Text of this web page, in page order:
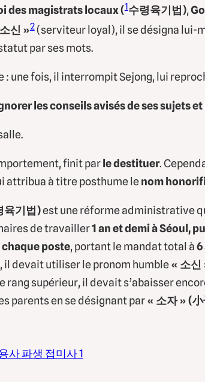
des magistrats locaux (1수령육기법),
소신 »2(serviteur loyal), il se désigna lui-
par ses mots.
: une fois, il interrompit Sejong, lui
les conseils avisés de ses sujets
finit parle destituer.
attribua à titre posthume lenom
육기법)est une réforme administrative
de travailler1 an et demi à Séoul,
chaque poste, portant le mandat total à6
il devait utiliser le pronom humble« 소
rang supérieur, il devait s’abaisser
parents en se désignant par« 소자 » (
사 파생 접미사 1